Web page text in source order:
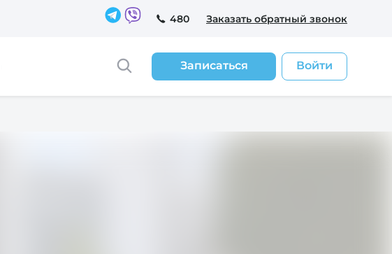
480 Заказать обратный звонок
Записаться Войти